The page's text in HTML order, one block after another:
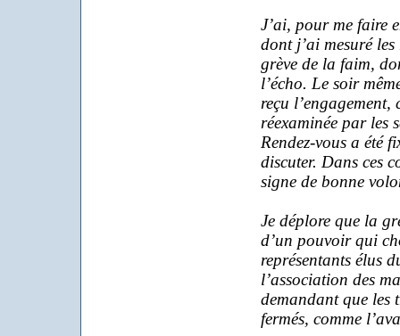
J’ai, pour me faire
dont j’ai mesuré
grève de la faim,
l’écho. Le soir
reçu
réexaminée par les
Rendez-vous a été
discuter. Dans ces
signe de bonne
Je déplore que la
d’un pouvoir qui
représentants élus
l’association des
demandant que les
fermés, comme